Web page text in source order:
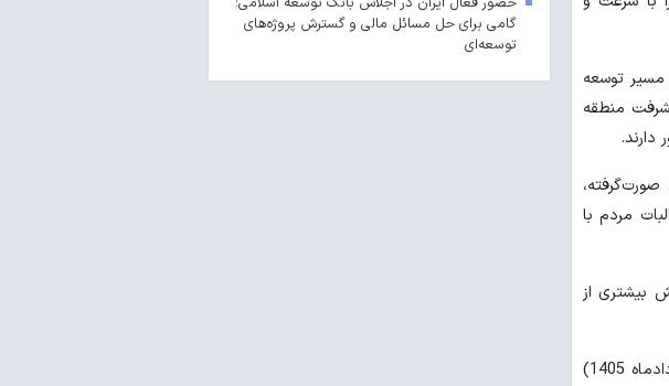
مسیر توسعه
منطقه
مردم با
بیشتری از
گفتنی است، آیین اهدای اسناد مالکیت منطقه آزاد تجاری ـ صنعتی مهران، امروز (26 خردادماه 1405)
گامی برای حل مسائل مالی و گسترش پروژه‌های
توسعه‌ای